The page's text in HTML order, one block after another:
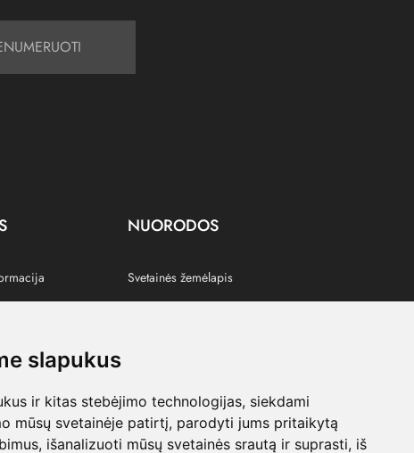
slapukus
ir kitas stebėjimo technologijas, siekdami
mūsų svetainėje patirtį, parodyti jums pritaikytą
išanalizuoti mūsų svetainės srautą ir suprasti, iš
NUORODOS
Svetainės žemėlapis